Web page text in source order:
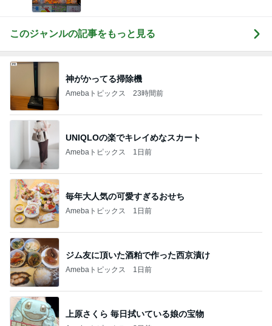
このジャンルの記事をもっと見る
神がかってる掃除機
Amebaトピックス 23時間前
UNIQLOの楽でキレイめなスカート
Amebaトピックス 1日前
毎年大人気の可愛すぎるおせち
Amebaトピックス 1日前
ジム友に頂いた酒粕で作った西京漬け
Amebaトピックス 1日前
上原さくら 毎日拭いている娘の宝物